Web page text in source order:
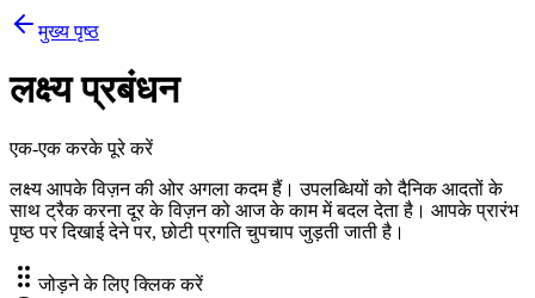
मुख्य पृष्ठ
लक्ष्य प्रबंधन
एक-एक करके पूरे करें
लक्ष्य आपके विज़न की ओर अगला कदम हैं। उपलब्धियों को दैनिक आदतों के
साथ ट्रैक करना दूर के विज़न को आज के काम में बदल देता है। आपके प्रारंभ
पृष्ठ पर दिखाई देने पर, छोटी प्रगति चुपचाप जुड़ती जाती है।
जोड़ने के लिए क्लिक करें